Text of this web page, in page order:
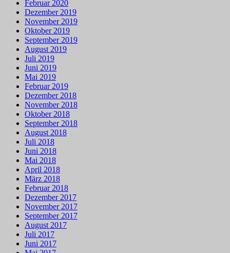
Februar 2020
Dezember 2019
November 2019
Oktober 2019
September 2019
August 2019
Juli 2019
Juni 2019
Mai 2019
Februar 2019
Dezember 2018
November 2018
Oktober 2018
September 2018
August 2018
Juli 2018
Juni 2018
Mai 2018
April 2018
März 2018
Februar 2018
Dezember 2017
November 2017
September 2017
August 2017
Juli 2017
Juni 2017